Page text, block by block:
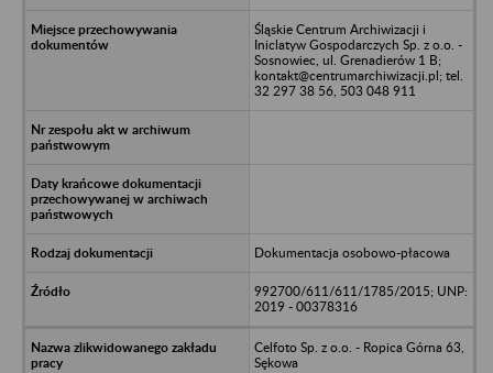
Śląskie Centrum Archiwizacji i
Iniclatyw Gospodarczych Sp. z o.o. -
Sosnowiec, ul. Grenadierów 1 B;
kontakt@centrumarchiwizacji.pl; tel.
32 297 38 56, 503 048 911
Dokumentacja osobowo-płacowa
992700/611/611/1785/2015; UNP:
2019 - 00378316
Celfoto Sp. z o.o. - Ropica Górna 63,
Sękowa